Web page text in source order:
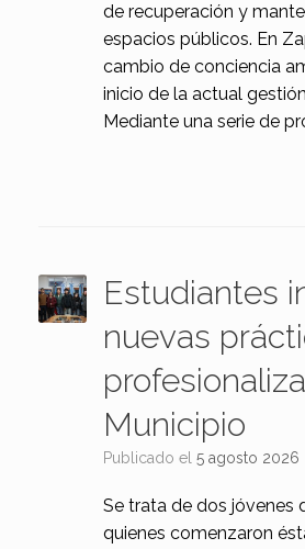
de recuperación y
espacios públicos. En
cambio de conciencia
inicio de la actual
Mediante una serie de
Estudiantes
nuevas
Municipio
Publicado el 5 agosto 2026
Se trata de dos jóvenes
quienes comenzaron